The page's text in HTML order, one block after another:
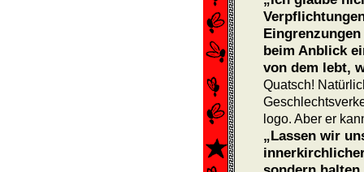
beim Anblick
von dem lebt,
Quatsch!
logo. Aber er
„Lassen wir